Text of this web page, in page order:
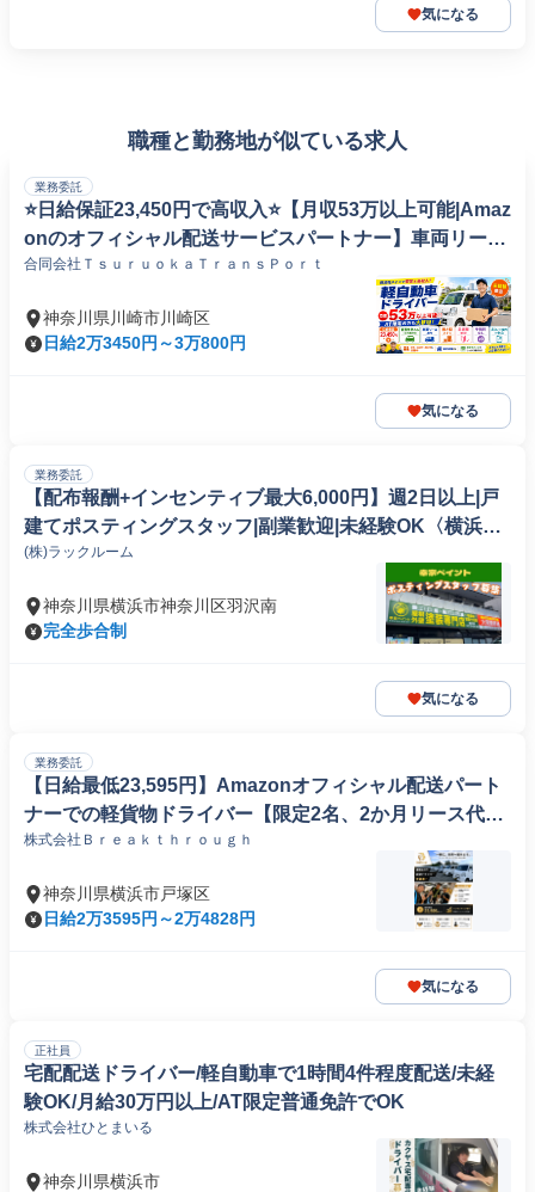
気になる
職種と勤務地が似ている求人
業務委託
⭐️日給保証23,450円で高収入⭐️【月収53万以上可能|Amaz
onのオフィシャル配送サービスパートナー】車両リース
初月無料|ロイヤリティなしでしっかり稼ぐ
合同会社ＴｓｕｒｕｏｋａＴｒａｎｓＰｏｒｔ
神奈川県川崎市川崎区
日給2万3450円～3万800円
気になる
業務委託
【配布報酬+インセンティブ最大6,000円】週2日以上|戸
建てポスティングスタッフ|副業歓迎|未経験OK〈横浜市
神奈川区、保土ヶ谷区、港北区〉
(株)ラックルーム
神奈川県横浜市神奈川区羽沢南
完全歩合制
気になる
業務委託
【日給最低23,595円】Amazonオフィシャル配送パート
ナーでの軽貨物ドライバー【限定2名、2か月リース代無
料】
株式会社Ｂｒｅａｋｔｈｒｏｕｇｈ
神奈川県横浜市戸塚区
日給2万3595円～2万4828円
気になる
正社員
宅配配送ドライバー/軽自動車で1時間4件程度配送/未経
験OK/月給30万円以上/AT限定普通免許でOK
株式会社ひとまいる
神奈川県横浜市